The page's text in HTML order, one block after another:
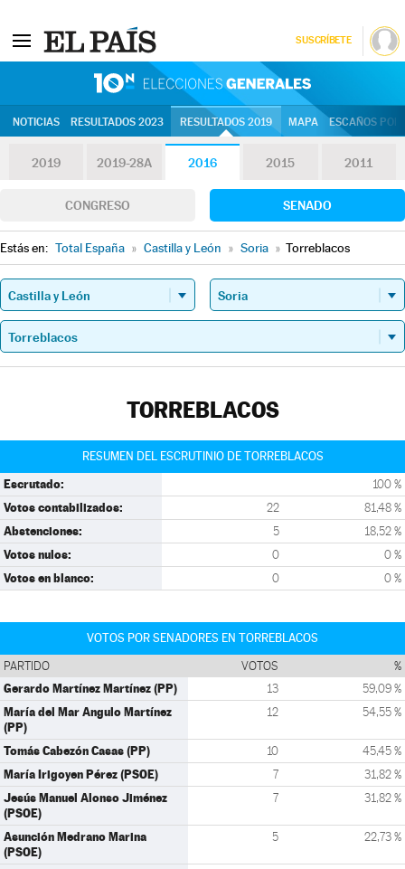
SUSCRÍBETE
NOTICIAS RESULTADOS 2023 RESULTADOS 2019 MAPA ESCAÑOS
2019 2019-28A 2016 2015 2011
CONGRESO SENADO
Estás en: Total España » Castilla y León » Soria » Torreblacos
TORREBLACOS
RESUMEN DEL ESCRUTINIO DE TORREBLACOS
Escrutado: 100 %
Votos contabilizados: 22 81,48 %
Abstenciones: 5 18,52 %
Votos nulos: 0 0 %
Votos en blanco: 0 0 %
VOTOS POR SENADORES EN TORREBLACOS
PARTIDO VOTOS %
Gerardo Martínez Martínez (PP) 13 59,09 %
María del Mar Angulo Martínez
(PP)
12 54,55 %
Tomás Cabezón Casas (PP) 10 45,45 %
María Irigoyen Pérez (PSOE) 7 31,82 %
Jesús Manuel Alonso Jiménez
(PSOE)
7 31,82 %
Asunción Medrano Marina
(PSOE)
5 22,73 %